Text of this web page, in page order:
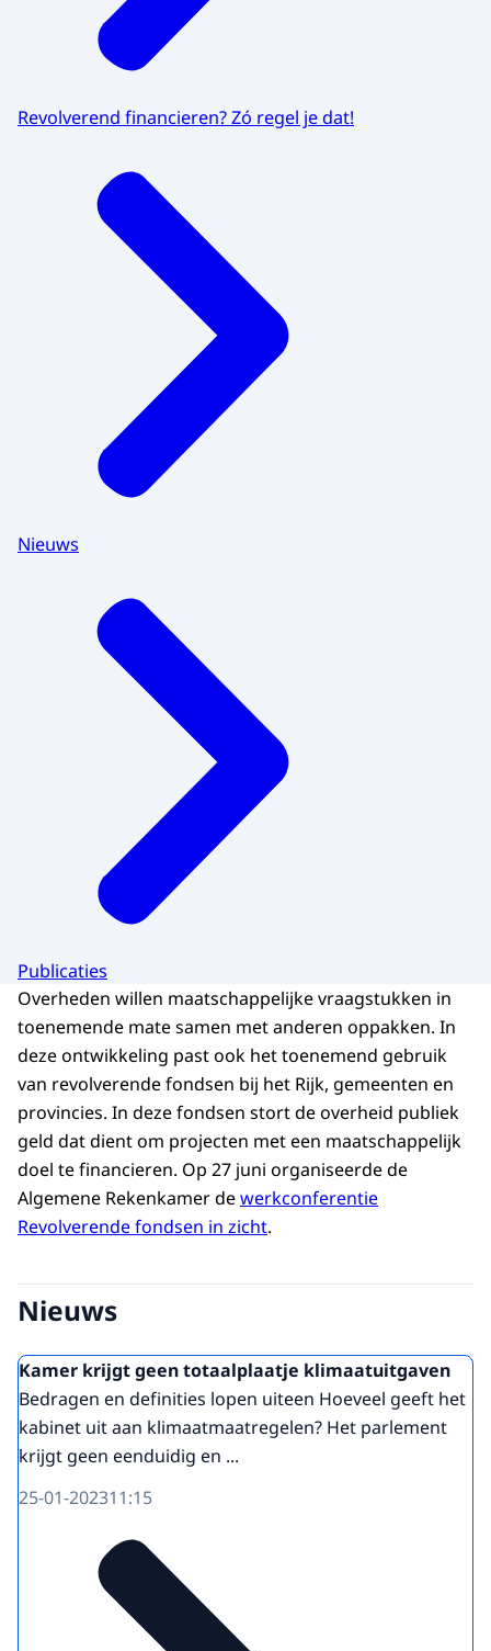
Revolverend financieren? Zó regel je dat!
Nieuws
Publicaties
Overheden willen maatschappelijke vraagstukken in
toenemende mate samen met anderen oppakken. In
deze ontwikkeling past ook het toenemend gebruik
van revolverende fondsen bij het Rijk, gemeenten en
provincies. In deze fondsen stort de overheid publiek
geld dat dient om projecten met een maatschappelijk
doel te financieren. Op 27 juni organiseerde de
Algemene Rekenkamer dewerkconferentie
Revolverende fondsen in zicht.
Nieuws
Kamer krijgt geen totaalplaatje klimaatuitgaven
Bedragen en definities lopen uiteen Hoeveel geeft het
kabinet uit aan klimaatmaatregelen? Het parlement
krijgt geen eenduidig en ...
25-01-202311:15